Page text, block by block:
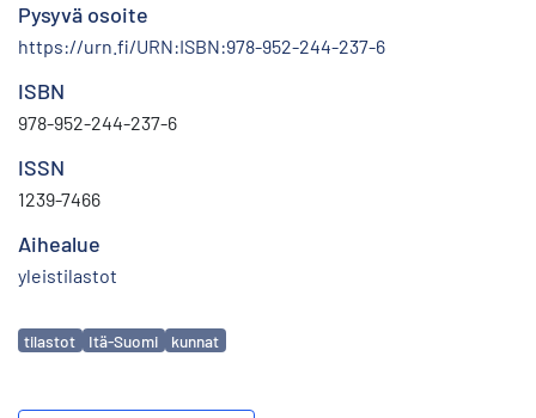
Pysyvä osoite
https://urn.fi/URN:ISBN:978-952-244-237-6
ISBN
978-952-244-237-6
ISSN
1239-7466
Aihealue
yleistilastot
Avainsanat
tilastot Itä-Suomi kunnat